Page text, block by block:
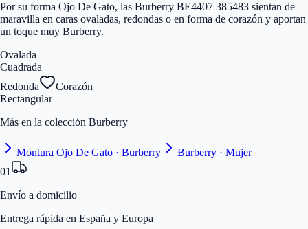
Por su forma Ojo De Gato, las Burberry BE4407 385483 sientan de
maravilla en caras ovaladas, redondas o en forma de corazón y aportan
un toque muy Burberry.
Ovalada
Cuadrada
Redonda
Corazón
Rectangular
Más en la colección Burberry
Montura Ojo De Gato · Burberry
Burberry · Mujer
01
Envío a domicilio
Entrega rápida en España y Europa